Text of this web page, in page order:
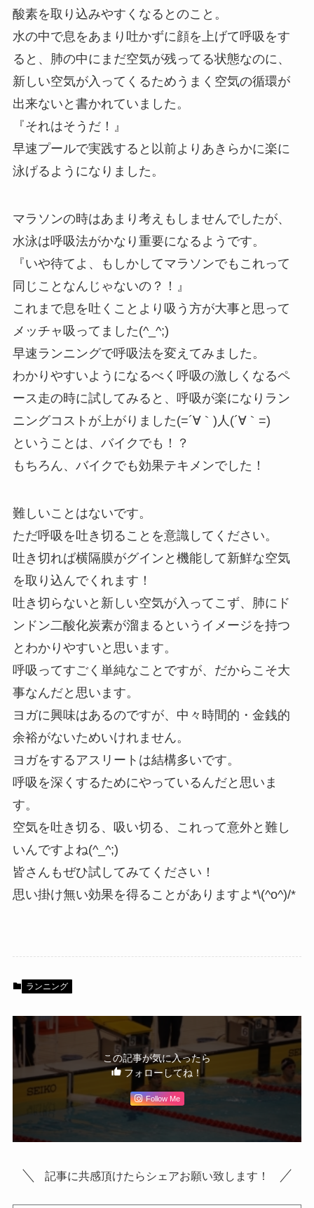
酸素を取り込みやすくなるとのこと。
水の中で息をあまり吐かずに顔を上げて呼吸をす
ると、肺の中にまだ空気が残ってる状態なのに、
新しい空気が入ってくるためうまく空気の循環が
出来ないと書かれていました。
『それはそうだ！』
早速プールで実践すると以前よりあきらかに楽に
泳げるようになりました。
マラソンの時はあまり考えもしませんでしたが、
水泳は呼吸法がかなり重要になるようです。
『いや待てよ、もしかしてマラソンでもこれって
同じことなんじゃないの？！』
これまで息を吐くことより吸う方が大事と思って
メッチャ吸ってました(^_^;)
早速ランニングで呼吸法を変えてみました。
わかりやすいようになるべく呼吸の激しくなるペ
ース走の時に試してみると、呼吸が楽になりラン
ニングコストが上がりました(=´∀｀)人(´∀｀=)
ということは、バイクでも！？
もちろん、バイクでも効果テキメンでした！
難しいことはないです。
ただ呼吸を吐き切ることを意識してください。
吐き切れば横隔膜がグインと機能して新鮮な空気
を取り込んでくれます！
吐き切らないと新しい空気が入ってこず、肺にド
ンドン二酸化炭素が溜まるというイメージを持つ
とわかりやすいと思います。
呼吸ってすごく単純なことですが、だからこそ大
事なんだと思います。
ヨガに興味はあるのですが、中々時間的・金銭的
余裕がないためいけれません。
ヨガをするアスリートは結構多いです。
呼吸を深くするためにやっているんだと思いま
す。
空気を吐き切る、吸い切る、これって意外と難し
いんですよね(^_^;)
皆さんもぜひ試してみてください！
思い掛け無い効果を得ることがありますよ*\(^o^)/*
ランニング
この記事が気に入ったら
フォローしてね！
Follow Me
記事に共感頂けたらシェアお願い致します！